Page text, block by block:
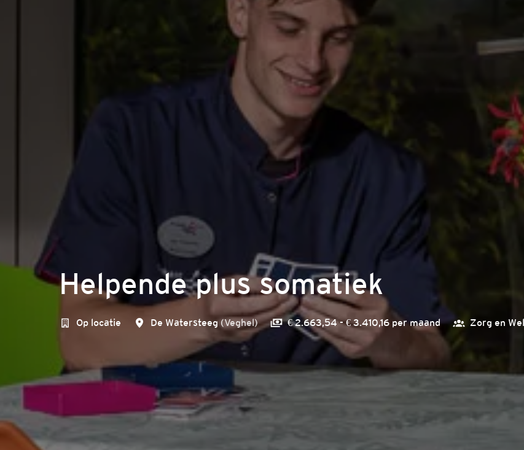
Helpende plus somatiek
Op locatie De Watersteeg (Veghel) € 2.663,54 - € 3.410,16 per maand Zorg en